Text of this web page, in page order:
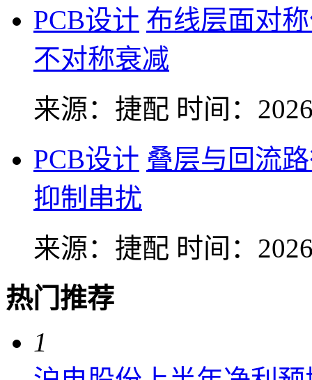
PCB设计 布线层面对
不对称衰减
来源：捷配 时间：
PCB设计 叠层与回流
抑制串扰
来源：捷配 时间：
热门推荐
1